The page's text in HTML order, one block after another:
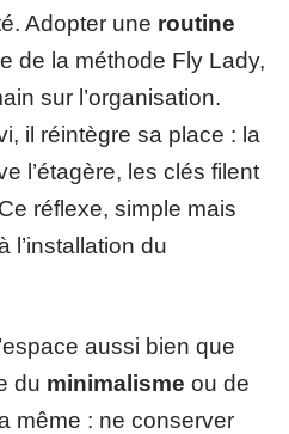
Adopter une routine
de la méthode Fly Lady,
sur l’organisation.
il réintègre sa place : la
l’étagère, les clés filent
réflexe, simple mais
l’installation du
aussi bien que
du minimalisme ou de
même : ne conserver